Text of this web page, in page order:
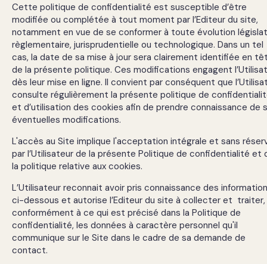
Cette politique de confidentialité est susceptible d’être
modifiée ou complétée à tout moment par l’Editeur du site,
notamment en vue de se conformer à toute évolution
règlementaire, jurisprudentielle ou technologique. Dans un tel
cas, la date de sa mise à jour sera clairement identifiée en
de la présente politique. Ces modifications engagent
dès leur mise en ligne. Il convient par conséquent que
consulte régulièrement la présente politique de
et d’utilisation des cookies afin de prendre connaissance de
éventuelles modifications.
L'accès au Site implique l'acceptation intégrale et sans
par l’Utilisateur de la présente Politique de confidentialité et
la politique relative aux cookies.
L’Utilisateur reconnait avoir pris connaissance des
ci-dessous et autorise l’Editeur du site à collecter et traiter,
conformément à ce qui est précisé dans la Politique de
confidentialité, les données à caractère personnel qu'il
communique sur le Site dans le cadre de sa demande de
contact.
Cookies
essentiels
Ces cookies
sont
bon
fonctionnement
du site et ne
être désactivés.
Cookies de
mesure